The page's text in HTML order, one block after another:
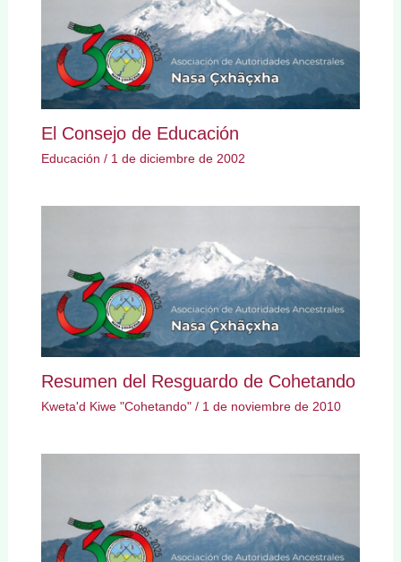
El Consejo de Educación
Educación / 1 de diciembre de 2002
Resumen del Resguardo de Cohetando
Kweta'd Kiwe "Cohetando"/ 1 de noviembre de 2010